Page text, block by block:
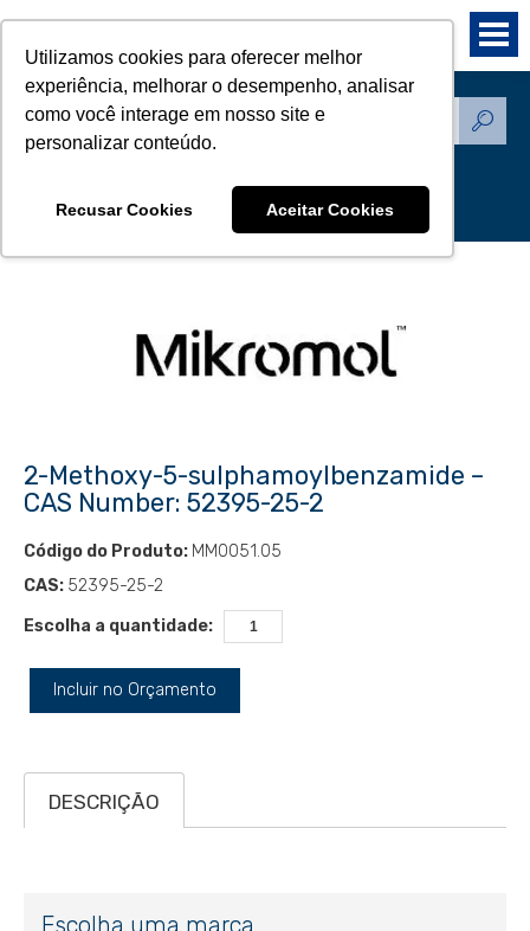
Utilizamos cookies para oferecer melhor
experiência, melhorar o desempenho, analisar
como você interage em nosso site e
personalizar conteúdo.
Recusar Cookies Aceitar Cookies
Produtos - Padrões de
2-Methoxy-5-sulphamoylbenzamide –
CAS Number: 52395-25-2
Código do Produto: MM0051.05
CAS: 52395-25-2
Escolha a quantidade:
Incluir no Orçamento
DESCRIÇÃO
Escolha uma marca